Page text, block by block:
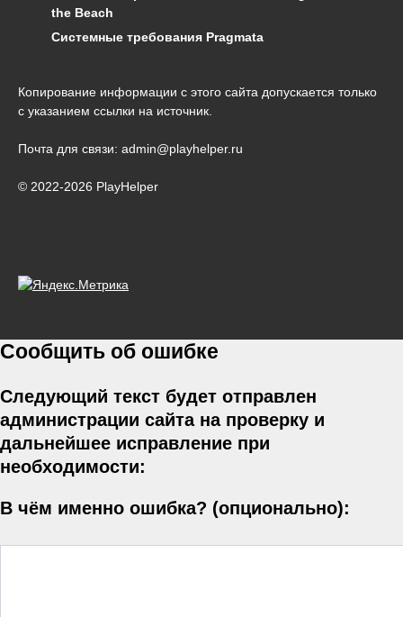
the Beach
Системные требования Pragmata
Копирование информации с этого сайта допускается только
с указанием ссылки на источник.
Почта для связи: admin@playhelper.ru
© 2022-2026 PlayHelper
Сообщить об ошибке
Следующий текст будет отправлен
администрации сайта на проверку и
дальнейшее исправление при
необходимости:
В чём именно ошибка? (опционально):